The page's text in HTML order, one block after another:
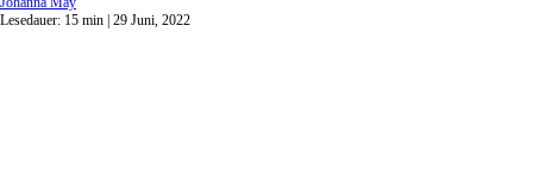
Lesedauer: 15 min | 29 Juni, 2022